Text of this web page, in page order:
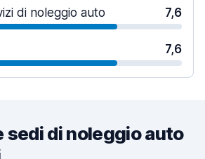
di noleggio auto 7,6
7,6
sedi di noleggio auto